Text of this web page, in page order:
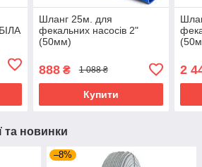
Шланг 25м. для
фекальних насосів 2"
(50мм)
888₴ 1 088 ₴
Купити
2
та новинки
–8%